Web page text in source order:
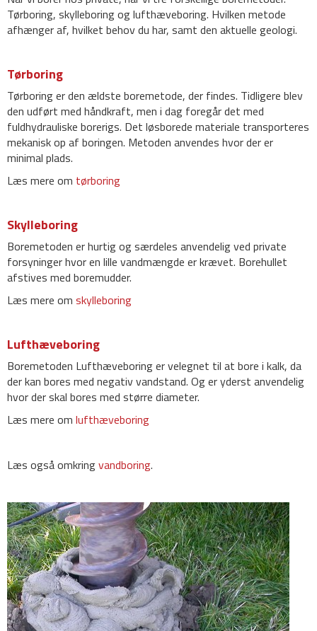
Tørboring, skylleboring og lufthæveboring. Hvilken metode
afhænger af, hvilket behov du har, samt den aktuelle geologi.
Tørboring
Tørboring er den ældste boremetode, der findes. Tidligere blev
den udført med håndkraft, men i dag foregår det med
fuldhydrauliske borerigs. Det løsborede materiale transporteres
mekanisk op af boringen. Metoden anvendes hvor der er
minimal plads.
Læs mere om tørboring
Skylleboring
Boremetoden er hurtig og særdeles anvendelig ved private
forsyninger hvor en lille vandmængde er krævet. Borehullet
afstives med boremudder.
Læs mere om skylleboring
Lufthæveboring
Boremetoden Lufthæveboring er velegnet til at bore i kalk, da
der kan bores med negativ vandstand. Og er yderst anvendelig
hvor der skal bores med større diameter.
Læs mere om lufthæveboring
Læs også omkringvandboring.